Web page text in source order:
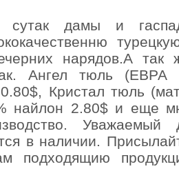
сутак дамы и
нарядов.А
Ангел тюль
0.80$, Кристал тюль
найлон 2.80$ и еще
в наличии.
подходящию